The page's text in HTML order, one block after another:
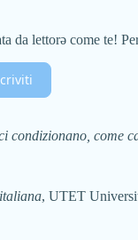
da lettorə come te!
condizionano, come
, UTET